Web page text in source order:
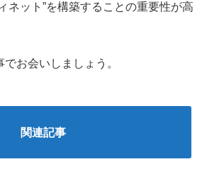
ネット”を構築することの重要性が高
お会いしましょう。
関連記事